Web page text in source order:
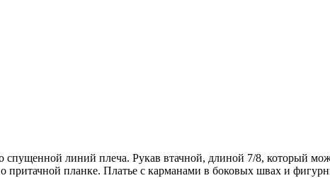
линий плеча. Рукав втачной, длиной 7/8, который
притачной планке. Платье с карманами в боковых швах и